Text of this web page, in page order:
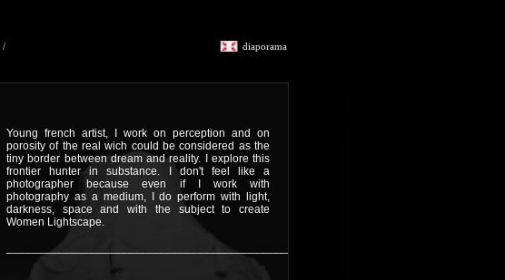
diaporama
/
Young french artist, I work on perception and on
porosity of the real wich could be considered as the
tiny border between dream and reality. I explore this
frontier hunter in substance. I don't feel like a
photographer because even if I work with
photography as a medium, I do perform with light,
darkness, space and with the subject to create
Women Lightscape.
_____________________________________________________